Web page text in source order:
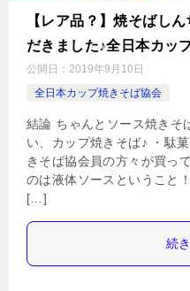
【レア品？】焼そばし
だきました♪全日本カッ
公開日： 2019年9月10日
全日本カップ焼きそば協会
結論 ちゃんとソース焼きそ
い、カップ焼きそば♪ ・駄
きそば協会員の方々が買っ
のは液体ソースということ
[…]
続